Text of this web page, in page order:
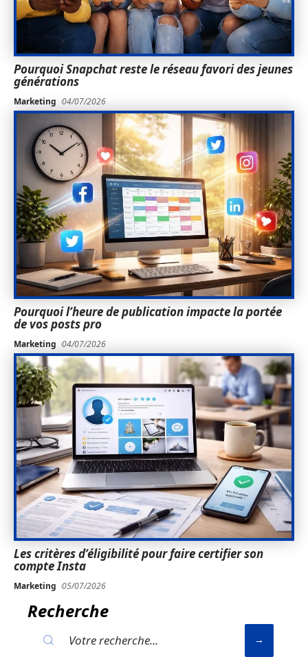
Pourquoi Snapchat reste le réseau favori des jeunes
générations
Marketing 04/07/2026
Pourquoi l’heure de publication impacte la portée
de vos posts pro
Marketing 04/07/2026
Les critères d’éligibilité pour faire certifier son
compte Insta
Marketing 05/07/2026
Recherche